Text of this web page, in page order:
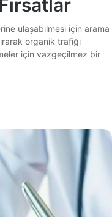
ulaşabilmesi için arama
organik trafiği
için vazgeçilmez bir